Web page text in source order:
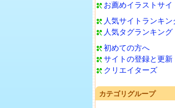
お薦めイラストサイ
人気サイトランキン
人気タグランキング
初めての方へ
サイトの登録と更新
クリエイターズ
カテゴリグループ